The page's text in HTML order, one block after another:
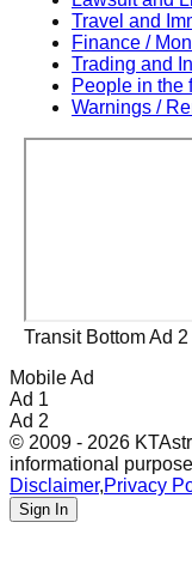
Travel and
Finance /
Trading and
People in the
Warnings /
Transit Bottom Ad 2
Mobile Ad
Ad 1
Ad 2
© 2009 - 2026
informational
Disclaimer,Privacy
Sign In